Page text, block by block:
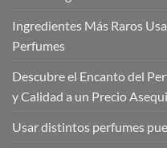
Ingredientes Más Raros
Perfumes
Descubre el Encanto del
y Calidad a un Precio
Usar distintos perfumes